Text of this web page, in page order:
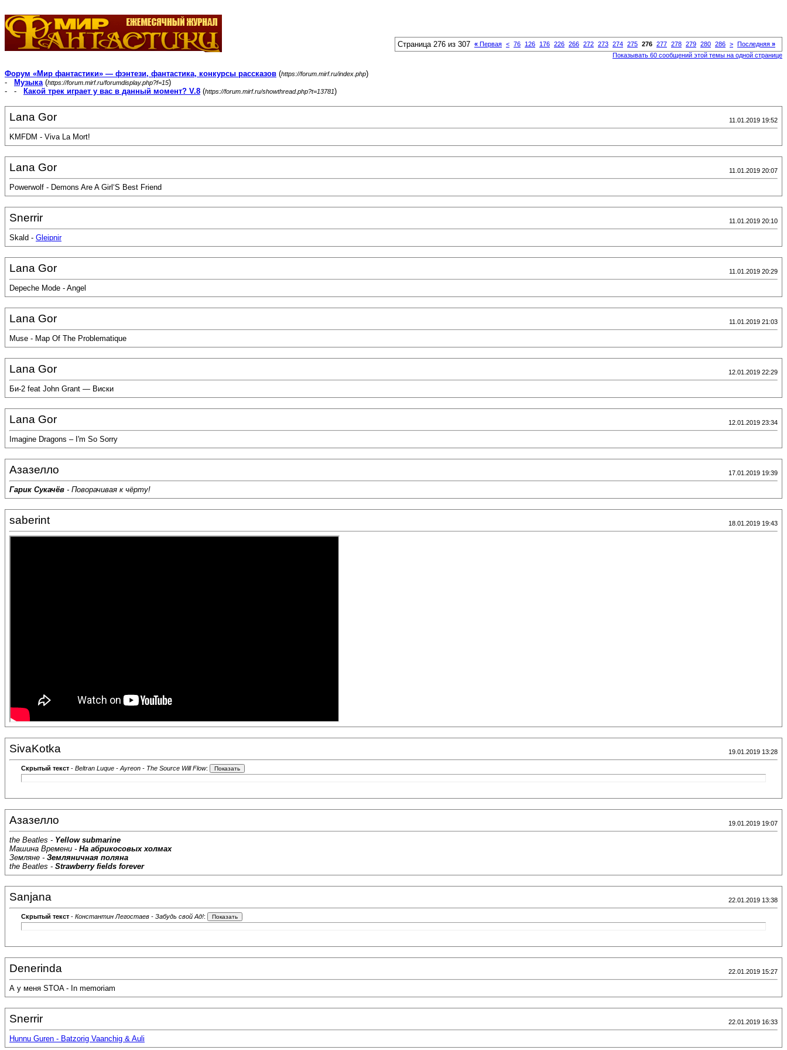
Страница 276 из 307 « Первая < 76 126 176 226 266 272 273 274 275 276 277 278 279 280 286 > Последняя »
Показывать 60 сообщений этой темы на одной странице
Форум «Мир фантастики» — фэнтези, фантастика, конкурсы рассказов (https://forum.mirf.ru/index.php)
-
Музыка(https://forum.mirf.ru/forumdisplay.php?f=15)
- -
Какой трек играет у вас в данный момент? V.8 (https://forum.mirf.ru/showthread.php?t=13781)
Lana Gor 11.01.2019 19:52
KMFDM - Viva La Mort!
Lana Gor 11.01.2019 20:07
Powerwolf - Demons Are A Girl‘S Best Friend
Snerrir 11.01.2019 20:10
Skald - Gleipnir
Lana Gor 11.01.2019 20:29
Depeche Mode - Angel
Lana Gor 11.01.2019 21:03
Muse - Map Of The Problematique
Lana Gor 12.01.2019 22:29
Би-2 feat John Grant — Виски
Lana Gor 12.01.2019 23:34
Imagine Dragons – I'm So Sorry
Азазелло 17.01.2019 19:39
Гарик Сукачёв - Поворачивая к чёрту!
saberint 18.01.2019 19:43
SivaKotka 19.01.2019 13:28
Скрытый текст - Beltran Luque - Ayreon - The Source Will Flow:
Азазелло 19.01.2019 19:07
the Beatles - Yellow submarine
Машина Времени - На абрикосовых холмах
Земляне - Земляничная поляна
the Beatles - Strawberry fields forever
Sanjana 22.01.2019 13:38
Скрытый текст - Константин Легостаев - Забудь свой Ад!:
Denerinda 22.01.2019 15:27
А у меня STOA - In memoriam
Snerrir 22.01.2019 16:33
Hunnu Guren - Batzorig Vaanchig & Auli